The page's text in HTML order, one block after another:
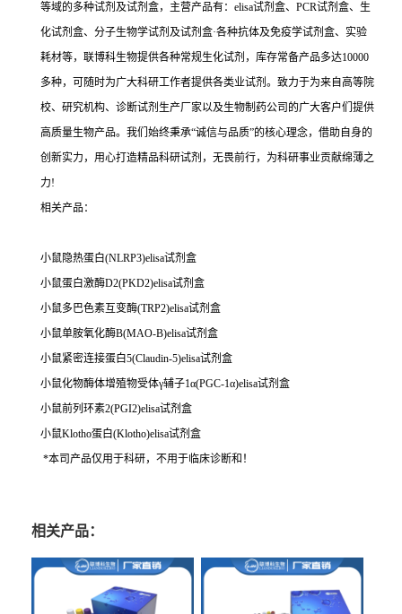
等域的多种试剂及试剂盒，主营产品有：elisa试剂盒、PCR试剂盒、生
化试剂盒、分子生物学试剂及试剂盒·各种抗体及免疫学试剂盒、实验
耗材等，联博科生物提供各种常规生化试剂，库存常备产品多达10000
多种，可随时为广大科研工作者提供各类业试剂。致力于为来自高等院
校、研究机构、诊断试剂生产厂家以及生物制药公司的广大客户们提供
高质量生物产品。我们始终秉承“诚信与品质”的核心理念，借助自身的
创新实力，用心打造精品科研试剂，无畏前行，为科研事业贡献绵薄之
力!
相关产品：
小鼠隐热蛋白(NLRP3)elisa试剂盒
小鼠蛋白激酶D2(PKD2)elisa试剂盒
小鼠多巴色素互变酶(TRP2)elisa试剂盒
小鼠单胺氧化酶B(MAO-B)elisa试剂盒
小鼠紧密连接蛋白5(Claudin-5)elisa试剂盒
小鼠化物酶体增殖物受体γ辅子1α(PGC-1α)elisa试剂盒
小鼠前列环素2(PGI2)elisa试剂盒
小鼠Klotho蛋白(Klotho)elisa试剂盒
*本司产品仅用于科研，不用于临床诊断和！
相关产品：